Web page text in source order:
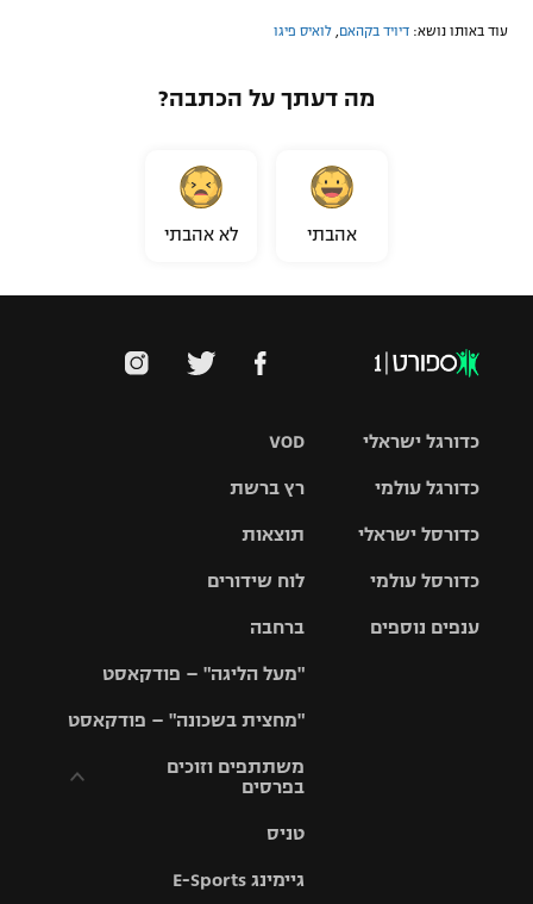
עוד באותו נושא: דיויד בקהאם, לואיס פיגו
מה דעתך על הכתבה?
אהבתי לא אהבתי
VOD
רץ ברשת
תוצאות
לוח שידורים
ברחבה
"מעל הליגה" – פודקאסט
"מחצית בשכונה" – פודקאסט
משתתפים וזוכים
בפרסים
וזוכים בפרסים
טניס
גיימינג E-Sports
כדורגל ישראלי
גביע הטוטו
כדורגל עולמי
האלופות
ליגה
כדורסל ישראלי
סל
כדורסל עולמי
ענפים נוספים